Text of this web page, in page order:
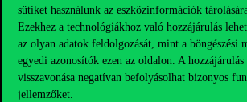
sütiket használunk az eszközinformációk
Ezekhez a technológiákhoz való hozzájárulás
az olyan adatok feldolgozását, mint a böngészési
egyedi azonosítók ezen az oldalon. A hozzájárulás
visszavonása negatívan befolyásolhat bizonyos
jellemzőket.
HUB jelenlegi hallgatóinknak
Sajtó:press@uni-corvinus.hu